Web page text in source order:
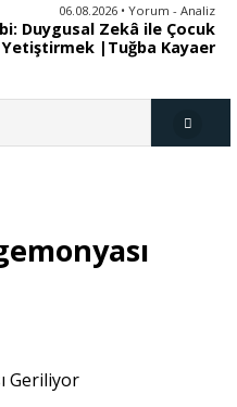
06.08.2026 • Yorum - Analiz
Duygusal Zekâ ile Çocuk
Yetiştirmek |Tuğba Kayaer